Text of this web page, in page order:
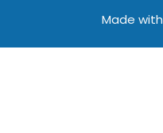
Made with